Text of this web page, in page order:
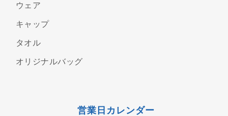
ウェア
キャップ
タオル
オリジナルバッグ
営業日カレンダー